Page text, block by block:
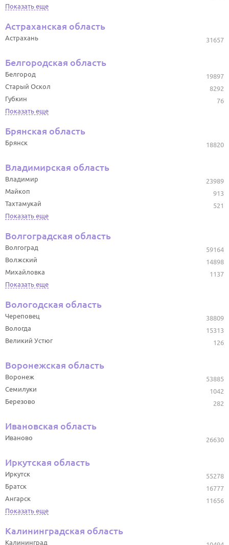
Показать еще
Астраханская область
31657
Астрахань
Белгородская область
19897
Белгород
8292
Старый Оскол
76
Губкин
Показать еще
Брянская область
18820
Брянск
Владимирская область
23989
Владимир
913
Майкоп
521
Тахтамукай
Показать еще
Волгоградская область
59164
Волгоград
14898
Волжский
1137
Михайловка
Показать еще
Вологодская область
38809
Череповец
15313
Вологда
126
Великий Устюг
Воронежская область
53885
Воронеж
1042
Семилуки
282
Березово
Ивановская область
26630
Иваново
Иркутская область
55278
Иркутск
16777
Братск
11656
Ангарск
Показать еще
Калининградская область
Калининград